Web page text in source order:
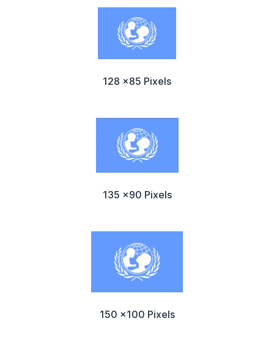
128 x85 Pixels
135 x90 Pixels
150 x100 Pixels